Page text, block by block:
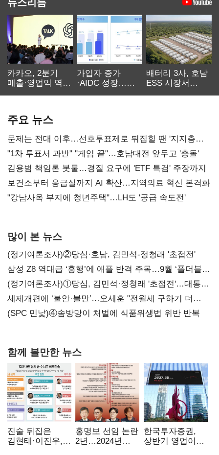
카카오, 2분기
매출·영업익 역대
가입자 증가
·AIDC 성장…
배터리 3사, 호남
ESS 시장서
주요 뉴스
문제는 전대 이후…선호투표제로 뒤집힐 땐 '지지층
불복'
"1차 투표서 과반" "게임 끝"…호남대전 앞두고 '충돌'
김용범 책임론 봇물…경질 요구에 'ETF 특검' 주장까지
보건소부터 응급실까지 AI 확산…지역의료 혁신 본격화
"강남사옥 부지에 청년주택"…LH도 '공급 속도전'
많이 본 뉴스
(정기여론조사)②당심·호남, 김민석-정청래 '초접전'
삼성 Z8 역대급 ‘흥행’에 애플 반격 주목…9월 ‘폴더블
대전’
(정기여론조사)①당심, 김민석·정청래 '초접전'…대통령
지지도 '50% 아래로'(종합)
세제개편에 ‘불안·불만’…오세훈 "전월세 구하기 더
힘들어질 것"
(SPC 민낯)④솜방망이 처벌에 식품위생법 위반 반복
함께 볼만한 뉴스
진술 뒤집은
김현태·이진우,
홍명보 선임 논란
2년…2024년
한국투자증권,
상반기 영업이익